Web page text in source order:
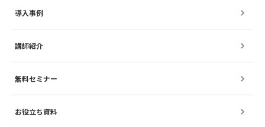
導入事例
講師紹介
無料セミナー
お役立ち資料